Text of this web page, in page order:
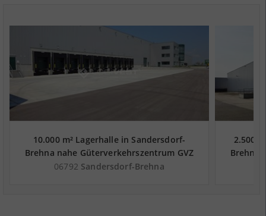
10.000 m² Lagerhalle in Sandersdorf-
Brehna nahe Güterverkehrszentrum GVZ
Leipzig - Landkreis Anhalt-Bitterfeld
06792 Sandersdorf-Brehna
2.500
Brehna